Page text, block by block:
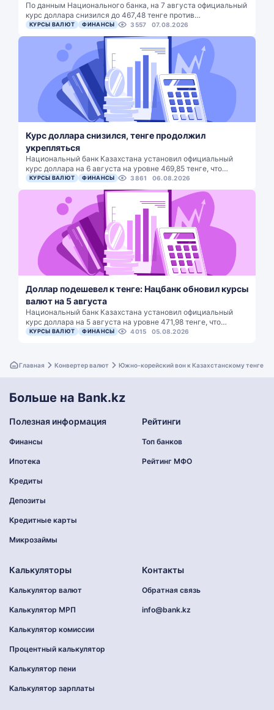
По данным Национального банка, на 7 августа официальный
курс доллара снизился до 467,48 тенге против…
КУРСЫ ВАЛЮТ ФИНАНСЫ 3557 07.08.2026
Курс доллара снизился, тенге продолжил
укрепляться
Национальный банк Казахстана установил официальный
курс доллара на 6 августа на уровне 469,85 тенге, что…
КУРСЫ ВАЛЮТ ФИНАНСЫ 3861 06.08.2026
Доллар подешевел к тенге: Нацбанк обновил курсы
валют на 5 августа
Национальный банк Казахстана установил официальный
курс доллара на 5 августа на уровне 471,98 тенге, что…
КУРСЫ ВАЛЮТ ФИНАНСЫ 4015 05.08.2026
Главная Конвертер валют Южно-корейский вон к Казахстанскому тенге
Больше на Bank.kz
Полезная информация
Финансы
Ипотека
Кредиты
Депозиты
Кредитные карты
Микрозаймы
Рейтинги
Топ банков
Рейтинг МФО
Калькуляторы
Калькулятор валют
Калькулятор МРП
Калькулятор комиссии
Процентный калькулятор
Калькулятор пени
Калькулятор зарплаты
Контакты
Обратная связь
info@bank.kz